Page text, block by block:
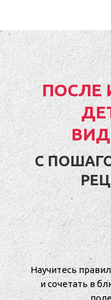
ПОСЛЕ
С
Научитесь
и сочетать в